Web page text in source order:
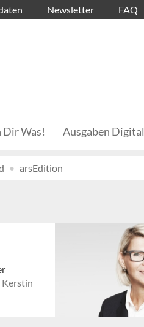
Newsletter FAQ
Dir Was! Ausgaben Digital
arsEdition